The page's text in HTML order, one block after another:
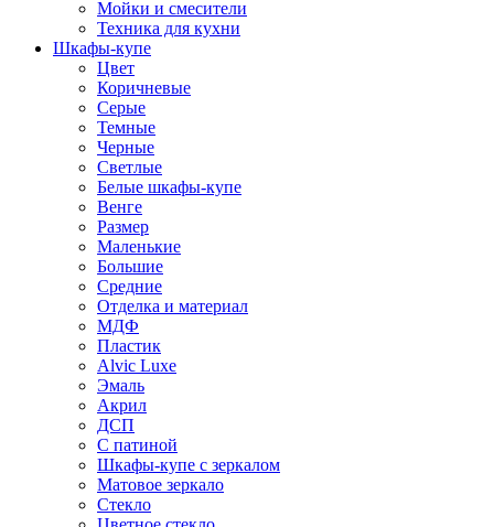
Мойки и смесители
Техника для кухни
Шкафы-купе
Цвет
Коричневые
Серые
Темные
Черные
Светлые
Белые шкафы-купе
Венге
Размер
Маленькие
Большие
Средние
Отделка и материал
МДФ
Пластик
Alvic Luxe
Эмаль
Акрил
ДСП
С патиной
Шкафы-купе с зеркалом
Матовое зеркало
Стекло